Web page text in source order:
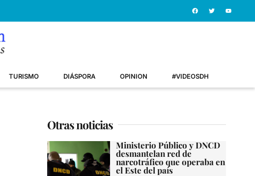
TURISMO DIÁSPORA OPINION #VIDEOSDH
Otras noticias
Ministerio Público y DNCD
desmantelan red de
narcotráfico que operaba en
el Este del país